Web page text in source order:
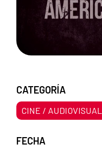
CATEGORÍA
CINE / AUDIOVISUAL
FECHA